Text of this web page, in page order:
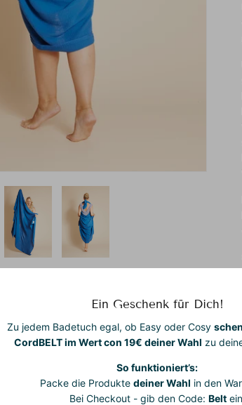
Ein Geschenk für Dich!
Zu jedem Badetuch egal, ob Easy oder Cosy
CordBELT im Wert con 19€ deiner Wahl zu
So funktioniert’s:
Packe die Produkte deiner Wahl in den
Bei Checkout - gib den Code: Belt